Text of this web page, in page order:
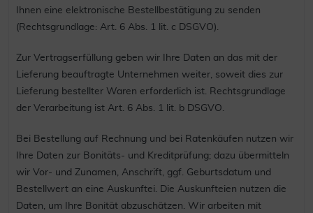
Ihnen eine elektronische Bestellbestätigung zu senden
(Rechtsgrundlage: Art. 6 Abs. 1 lit. c DSGVO).
Zur Vertragserfüllung geben wir Ihre Daten an das mit der
Lieferung beauftragte Unternehmen weiter, soweit dies zur
Lieferung bestellter Waren erforderlich ist. Rechtsgrundlage
der Verarbeitung ist Art. 6 Abs. 1 lit. b DSGVO.
Bei Bestellung auf Rechnung und bei Ratenkäufen nutzen wir
Ihre Daten zur Bonitäts- und Kreditprüfung; dazu übermitteln
wir Vor- und Zunamen, Anschrift, ggf. Geburtsdatum und
Bestellwert an eine Auskunftei. Die Auskunfteien nutzen die
Daten, um Ihre Bonität abzuschätzen. Wir arbeiten mit